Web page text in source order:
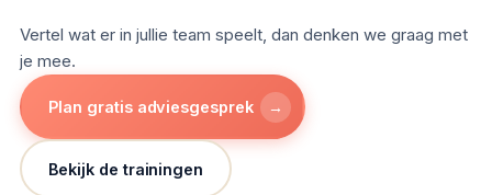
Vertel wat er in jullie team speelt, dan denken we graag met
je mee.
Plan gratis adviesgesprek →
Bekijk de trainingen